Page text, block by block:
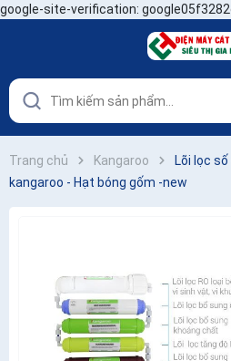
google-site-verification:
Trang chủ Kangaroo
Lõi lọc
kangaroo - Hạt bóng gốm -new